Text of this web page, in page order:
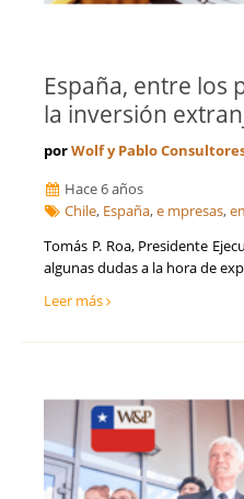
España, entre los
la inversión
porWolf y Pablo
Hace 6 años
Chile, España,e mpresas,
Tomás P. Roa, Presidente
algunas dudas a la hora de
Leer más